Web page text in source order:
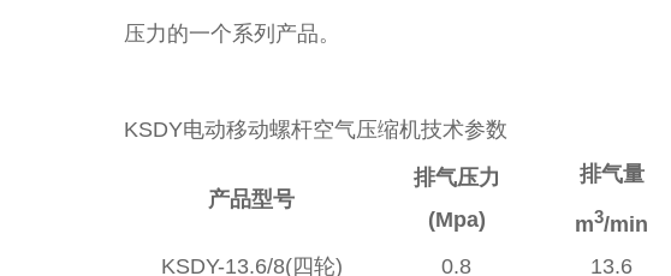
压力的一个系列产品。
KSDY电动移动螺杆空气压缩机技术参数
产品型号
排气压力
(Mpa)
排气量
m3/min
KSDY-13.6/8(四轮)
0.8
13.6